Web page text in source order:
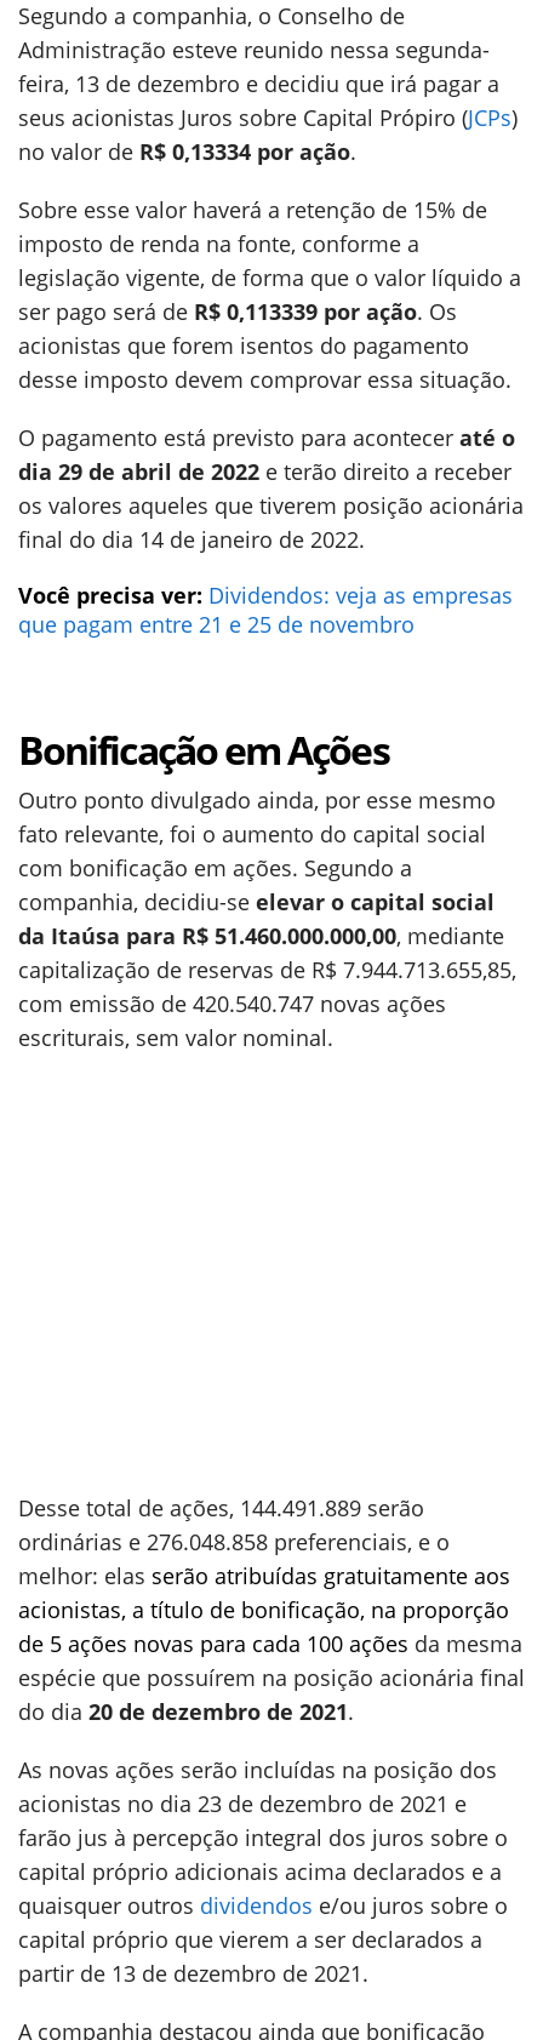
Segundo a companhia, o Conselho de
Administração esteve reunido nessa segunda-
feira, 13 de dezembro e decidiu que irá pagar a
seus acionistas Juros sobre Capital Própiro (JCPs)
no valor de R$ 0,13334 por ação.
Sobre esse valor haverá a retenção de 15% de
imposto de renda na fonte, conforme a
legislação vigente, de forma que o valor líquido a
ser pago será de R$ 0,113339 por ação. Os
acionistas que forem isentos do pagamento
desse imposto devem comprovar essa situação.
O pagamento está previsto para acontecer até o
dia 29 de abril de 2022 e terão direito a receber
os valores aqueles que tiverem posição acionária
final do dia 14 de janeiro de 2022.
Você precisa ver: Dividendos: veja as empresas
que pagam entre 21 e 25 de novembro
Bonificação em Ações
Outro ponto divulgado ainda, por esse mesmo
fato relevante, foi o aumento do capital social
com bonificação em ações. Segundo a
companhia, decidiu-se elevar o capital social
da Itaúsa para R$ 51.460.000.000,00, mediante
capitalização de reservas de R$ 7.944.713.655,85,
com emissão de 420.540.747 novas ações
escriturais, sem valor nominal.
Desse total de ações, 144.491.889 serão
ordinárias e 276.048.858 preferenciais, e o
melhor: elas serão atribuídas gratuitamente aos
acionistas, a título de bonificação, na proporção
de 5 ações novas para cada 100 ações da mesma
espécie que possuírem na posição acionária final
do dia 20 de dezembro de 2021.
As novas ações serão incluídas na posição dos
acionistas no dia 23 de dezembro de 2021 e
farão jus à percepção integral dos juros sobre o
capital próprio adicionais acima declarados e a
quaisquer outros dividendos e/ou juros sobre o
capital próprio que vierem a ser declarados a
partir de 13 de dezembro de 2021.
A companhia destacou ainda que bonificação